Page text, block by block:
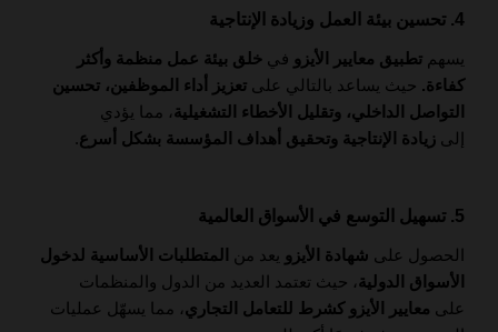
4. تحسين بيئة العمل وزيادة الإنتاجية
يسهم تطبيق معايير الأيزو في خلق بيئة عمل منظمة وأكثر
كفاءة. حيث يساعد بالتالي على تعزيز أداء الموظفين، تحسين
التواصل الداخلي، وتقليل الأخطاء التشغيلية، مما يؤدي
إلى زيادة الإنتاجية وتحقيق أهداف المؤسسة بشكل أسرع.
5. تسهيل التوسع في الأسواق العالمية
الحصول على شهادة الأيزو يعد من
المتطلبات الأساسية لدخول
الأسواق الدولية، حيث تعتمد العديد من الدول والمنظمات
على معايير الأيزو كشرط للتعامل التجاري، مما يسهّل عمليات